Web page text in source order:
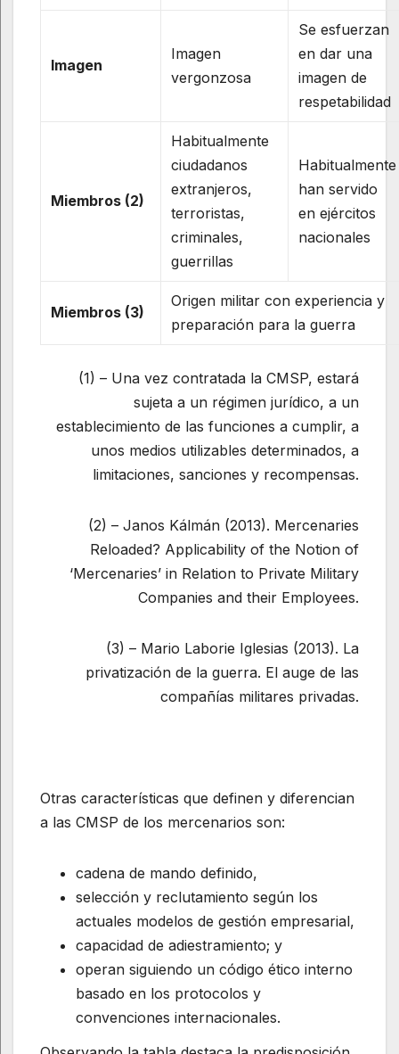
Imagen
Imagen
vergonzosa
Se esfuerzan
en dar una
imagen de
respetabilidad
Miembros (2)
Habitualmente
ciudadanos
extranjeros,
terroristas,
criminales,
guerrillas
Habitualmente
han servido
en ejércitos
nacionales
Miembros (3)
Origen militar con experiencia y
preparación para la guerra
(1) – Una vez contratada la CMSP, estará
sujeta a un régimen jurídico, a un
establecimiento de las funciones a cumplir, a
unos medios utilizables determinados, a
limitaciones, sanciones y recompensas.
(2) – Janos Kálmán (2013). Mercenaries
Reloaded? Applicability of the Notion of
‘Mercenaries’ in Relation to Private Military
Companies and their Employees.
(3) – Mario Laborie Iglesias (2013). La
privatización de la guerra. El auge de las
compañías militares privadas.
Otras características que definen y diferencian
a las CMSP de los mercenarios son:
cadena de mando definido,
selección y reclutamiento según los
actuales modelos de gestión empresarial,
capacidad de adiestramiento; y
operan siguiendo un código ético interno
basado en los protocolos y
convenciones internacionales.